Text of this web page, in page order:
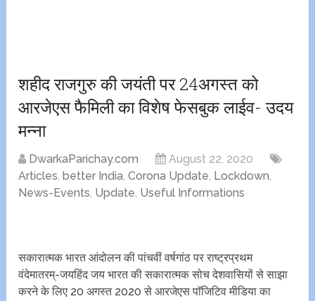
शहीद राजगुरु की जयंती पर 24अगस्त को
आरजेएस फैमिली का विशेष फेसबुक लाईव- उदय
मन्ना
DwarkaParichay.com
August 22, 2020
Articles, better India,Corona Update, Lockdown,
News-Events, Update, Useful Informations
सकारात्मक भारत आंदोलन की पांचवीं वर्षगांठ पर राष्ट्रप्रथम
वंदेमातरम्-जयहिंद जय भारत की सकारात्मक सोच देशवासियों से साझा
करने के लिए 20 अगस्त 2020 से आरजेएस पाॅजिटिव मीडिया का